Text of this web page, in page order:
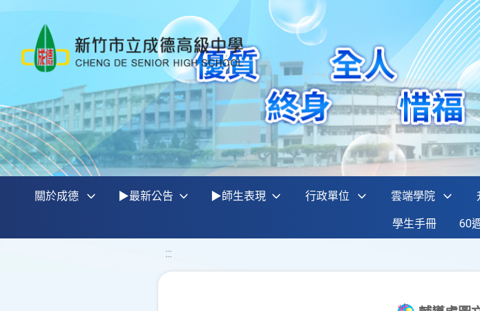
關於成德 ▶最新公告 ▶師生表現 行政單位 雲端學院
學生手冊 60
:::